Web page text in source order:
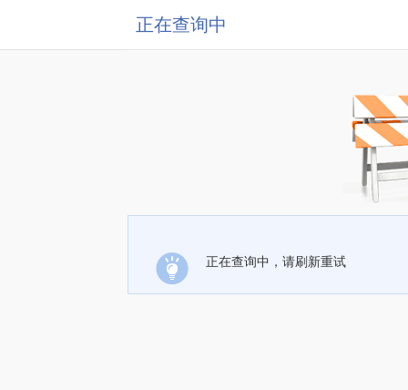
正在查询中
正在查询中，请刷新重试